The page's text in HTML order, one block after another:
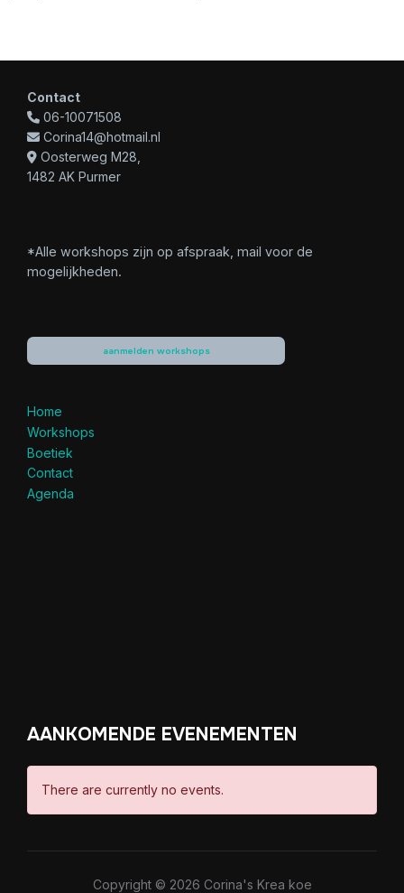
Contact
06-10071508
Corina14@hotmail.nl
Oosterweg M28,
1482 AK Purmer
*Alle workshops zijn op afspraak, mail voor de
mogelijkheden.
aanmelden workshops
Home
Workshops
Boetiek
Contact
Agenda
AANKOMENDE EVENEMENTEN
There are currently no events.
Copyright © 2026 Corina's Krea koe